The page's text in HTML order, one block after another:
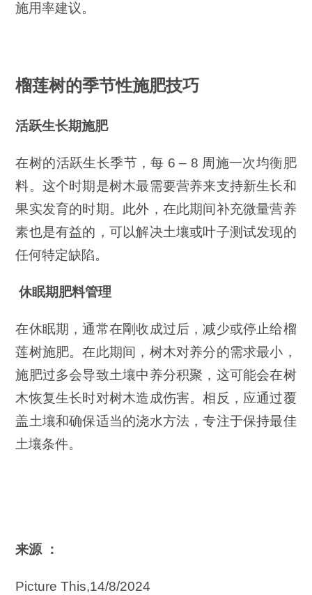
施用率建议。
榴莲树的季节性施肥技巧
活跃生长期施肥
在树的活跃生长季节，每 6 – 8 周施一次均衡肥
料。这个时期是树木最需要营养来支持新生长和
果实发育的时期。此外，在此期间补充微量营养
素也是有益的，可以解决土壤或叶子测试发现的
任何特定缺陷。
休眠期肥料管理
在休眠期，通常在剛收成过后，减少或停止给榴
莲树施肥。在此期间，树木对养分的需求最小，
施肥过多会导致土壤中养分积聚，这可能会在树
木恢复生长时对树木造成伤害。相反，应通过覆
盖土壤和确保适当的浇水方法，专注于保持最佳
土壤条件。
来源 ：
Picture This,14/8/2024